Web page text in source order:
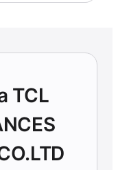
TCL